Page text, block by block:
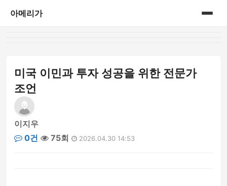
아메리가
미국 이민과 투자 성공을 위한 전문가
조언
이지우
0건
75회 2026.04.30 14:53